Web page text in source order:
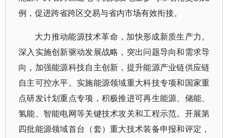
例，促进跨省跨区交易与省内市场有效衔接。
大力推动能源技术革命，加快形成新质生产力。
深入实施创新驱动发展战略，突出问题导向和需求导
向，加强能源科技自主创新，提升能源产业链供应链
自主可控水平。实施能源领域重大科技专项和国家重
点研发计划重点专项，积极推进可再生能源、储能、
氢能、智能电网等关键技术攻关和工程示范。开展第
四批能源领域首台（套）重大技术装备申报和评定，